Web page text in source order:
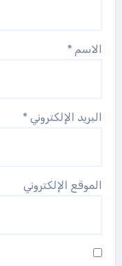
الاسم *
البريد الإلكتروني *
الموقع الإلكتروني